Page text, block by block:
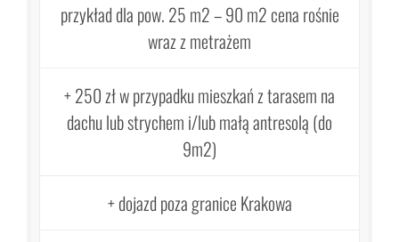
przykład dla pow. 25 m2 – 90 m2 cena rośnie
wraz z metrażem
+ 250 zł w przypadku mieszkań z tarasem na
dachu lub strychem i/lub małą antresolą (do
9m2)
+ dojazd poza granice Krakowa